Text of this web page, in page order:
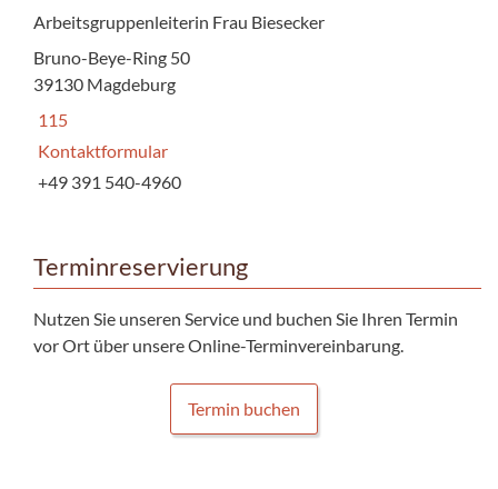
Arbeitsgruppenleiterin Frau Biesecker
Bruno-Beye-Ring 50
39130 Magdeburg
115
Kontaktformular
+49 391 540-4960
Terminreservierung
Nutzen Sie unseren Service und buchen Sie Ihren Termin
vor Ort über unsere Online-Terminvereinbarung.
Termin buchen